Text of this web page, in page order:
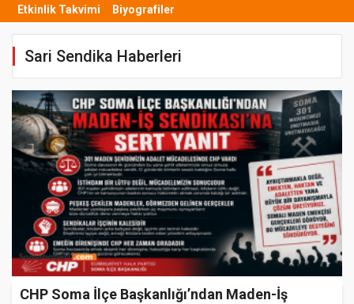
Etkinlik Takvimi
Biyografiler
Sari Sendika Haberleri
CHP Soma İlçe Başkanlığı’ndan Maden-İş